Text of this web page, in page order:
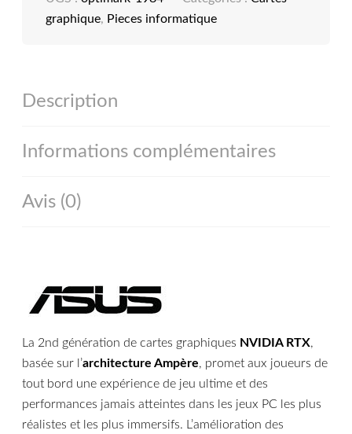
graphique, Pieces informatique
Description
Informations complémentaires
Avis (0)
La 2nd génération de cartes graphiques NVIDIA RTX,
basée sur l’architecture Ampère, promet aux joueurs de
tout bord une expérience de jeu ultime et des
performances jamais atteintes dans les jeux PC les plus
réalistes et les plus immersifs. L’amélioration des